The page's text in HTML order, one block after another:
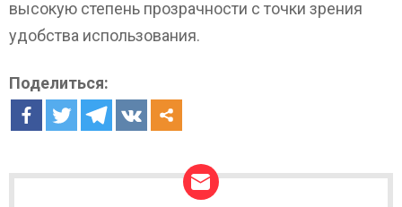
высокую степень прозрачности с точки зрения
удобства использования.
Поделиться: